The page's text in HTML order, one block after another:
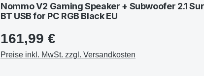
Nommo V2 Gaming Speaker + Subwoofer 2.1
BT USB for PC RGB Black EU
161,99 €
Preise inkl. MwSt. zzgl. Versandkosten